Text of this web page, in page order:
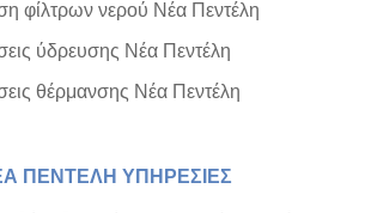
φίλτρων νερού Νέα Πεντέλη
ύδρευσης Νέα Πεντέλη
θέρμανσης Νέα Πεντέλη
ΠΕΝΤΕΛΗ ΥΠΗΡΕΣΙΕΣ